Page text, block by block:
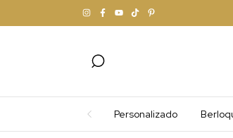
Personalizado